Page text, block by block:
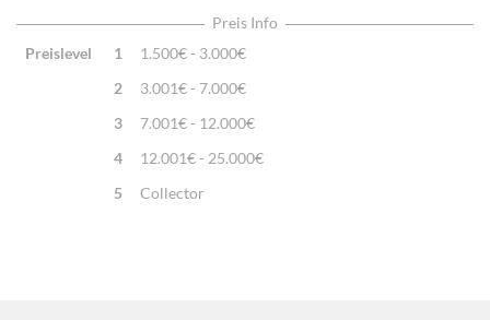
Traditionelle Machart
Preis Info
Preislevel
1
1.500€ - 3.000€
2
3.001€ - 7.000€
3
7.001€ - 12.000€
4
12.001€ - 25.000€
5
Collector